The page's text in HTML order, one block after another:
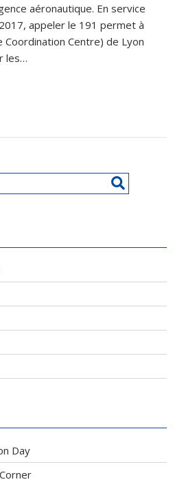
aéronautique. En service
appeler le 191 permet à
Coordination Centre) de Lyon
les…
Day